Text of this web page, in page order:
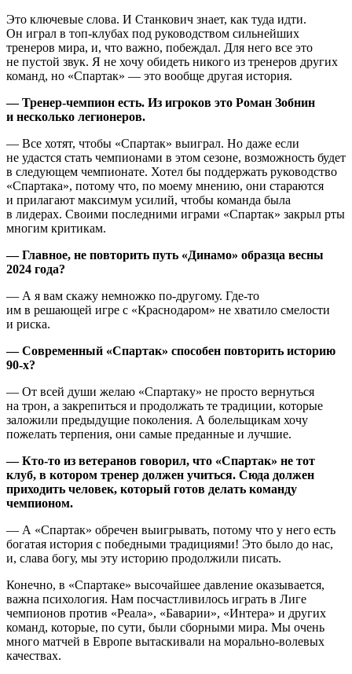
Это ключевые слова. И Станкович знает, как туда идти.
Он играл в топ-клубах под руководством сильнейших
тренеров мира, и, что важно, побеждал. Для него все это
не пустой звук. Я не хочу обидеть никого из тренеров других
команд, но «Спартак» — это вообще другая история.
— Тренер-чемпион есть. Из игроков это Роман Зобнин
и несколько легионеров.
— Все хотят, чтобы «Спартак» выиграл. Но даже если
не удастся стать чемпионами в этом сезоне, возможность будет
в следующем чемпионате. Хотел бы поддержать руководство
«Спартака», потому что, по моему мнению, они стараются
и прилагают максимум усилий, чтобы команда была
в лидерах. Своими последними играми «Спартак» закрыл рты
многим критикам.
— Главное, не повторить путь «Динамо» образца весны
2024 года?
— А я вам скажу немножко по-другому. Где-то
им в решающей игре с «Краснодаром» не хватило смелости
и риска.
— Современный «Спартак» способен повторить историю
90-х?
— От всей души желаю «Спартаку» не просто вернуться
на трон, а закрепиться и продолжать те традиции, которые
заложили предыдущие поколения. А болельщикам хочу
пожелать терпения, они самые преданные и лучшие.
— Кто-то из ветеранов говорил, что «Спартак» не тот
клуб, в котором тренер должен учиться. Сюда должен
приходить человек, который готов делать команду
чемпионом.
— А «Спартак» обречен выигрывать, потому что у него есть
богатая история с победными традициями! Это было до нас,
и, слава богу, мы эту историю продолжили писать.
Конечно, в «Спартаке» высочайшее давление оказывается,
важна психология. Нам посчастливилось играть в Лиге
чемпионов против «Реала», «Баварии», «Интера» и других
команд, которые, по сути, были сборными мира. Мы очень
много матчей в Европе вытаскивали на морально-волевых
качествах.